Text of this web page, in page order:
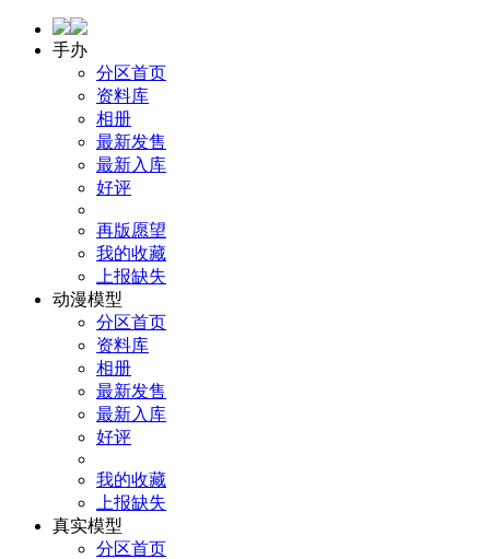
手办
分区首页
资料库
相册
最新发售
最新入库
好评
再版愿望
我的收藏
上报缺失
动漫模型
分区首页
资料库
相册
最新发售
最新入库
好评
我的收藏
上报缺失
真实模型
分区首页